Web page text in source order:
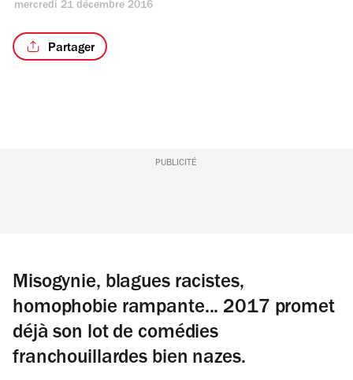
mercredi 21 décembre 2016
Partager
PUBLICITÉ
Misogynie, blagues racistes,
homophobie rampante... 2017 promet
déjà son lot de comédies
franchouillardes bien nazes.